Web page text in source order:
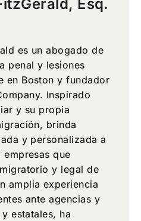
Esq.
es un abogado de
penal y lesiones
en Boston y fundador
Inspirado
y su propia
brinda
y personalizada a
que
y legal de
amplia experiencia
ante agencias y
estatales, ha